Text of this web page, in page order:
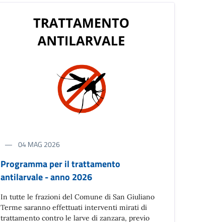
04 MAG 2026
Programma per il trattamento
antilarvale - anno 2026
In tutte le frazioni del Comune di San Giuliano
Terme saranno effettuati interventi mirati di
trattamento contro le larve di zanzara, previo